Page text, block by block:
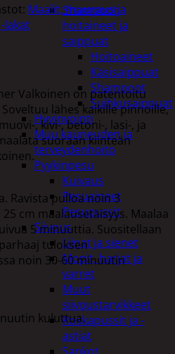
Shampoot,
hoitaineet ja
saippuat
Hoitoaineet
Käsisaippuat
Shampoot
Suihkusaippuat
Hyvinvointi
Muu kauneuden ja
terveydenhoito
Pyykinpesu
Kuivaus
Pesuaineet
Pesupussit
Siivous
Liinat ja sienet
Mopit, harjat ja
varret
Muut
siivoustarvikkeet
Roskapussit ja -
astiat
Maalit, muuraus ja
lakat
Valkoinen on patentoitu
lähes kaikille pinnoille,
, kivi-, betoni-, lasi-, ja
suoraan kiinteän
Ravista pulloa noin 3
cm maalausetäisyys. Maalaa
5 minuuttia. Suositellaan
tuloksen
noin 30-60 minuutin
kuluttua.